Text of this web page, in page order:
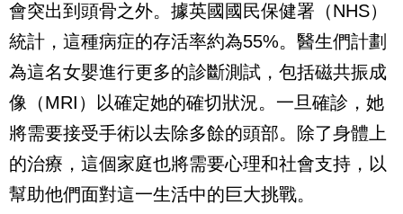
會突出到頭骨之外。據英國國民保健署（NHS）
統計，這種病症的存活率約為55%。醫生們計劃
為這名女嬰進行更多的診斷測試，包括磁共振成
像（MRI）以確定她的確切狀況。一旦確診，她
將需要接受手術以去除多餘的頭部。除了身體上
的治療，這個家庭也將需要心理和社會支持，以
幫助他們面對這一生活中的巨大挑戰。